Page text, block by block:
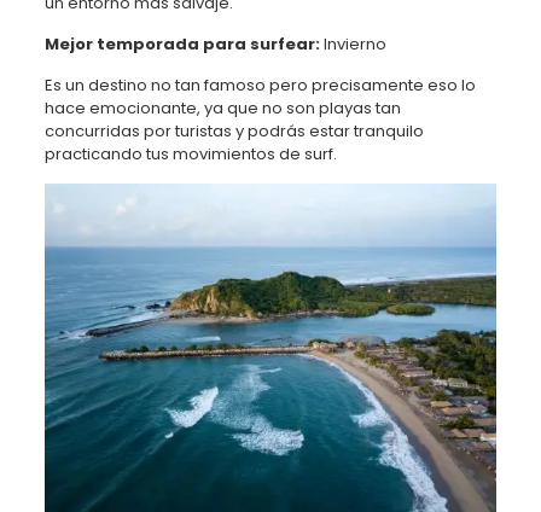
Mejor temporada para surfear:Invierno
Es un destino no tan famoso pero precisamente eso lo
hace emocionante, ya que no son playas tan
concurridas por turistas y podrás estar tranquilo
practicando tus movimientos de surf.